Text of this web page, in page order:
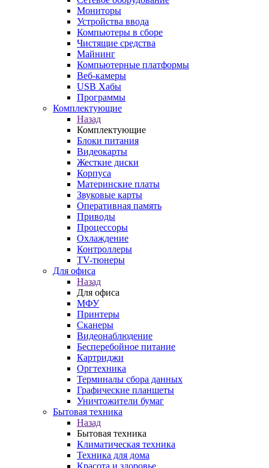
Мониторы
Устройства ввода
Компьютеры в сборе
Чистящие средства
Майнинг
Компьютерные платформы
Веб-камеры
USB Хабы
Программы
Комплектующие
Назад
Комплектующие
Блоки питания
Видеокарты
Жесткие диски
Корпуса
Материнские платы
Звуковые карты
Оперативная память
Приводы
Процессоры
Охлаждение
Контроллеры
TV-тюнеры
Для офиса
Назад
Для офиса
МФУ
Принтеры
Сканеры
Видеонаблюдение
Бесперебойное питание
Картриджи
Оргтехника
Терминалы сбора данных
Графические планшеты
Уничтожители бумаг
Бытовая техника
Назад
Бытовая техника
Климатическая техника
Техника для дома
Красота и здоровье